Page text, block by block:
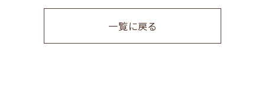
一覧に戻る